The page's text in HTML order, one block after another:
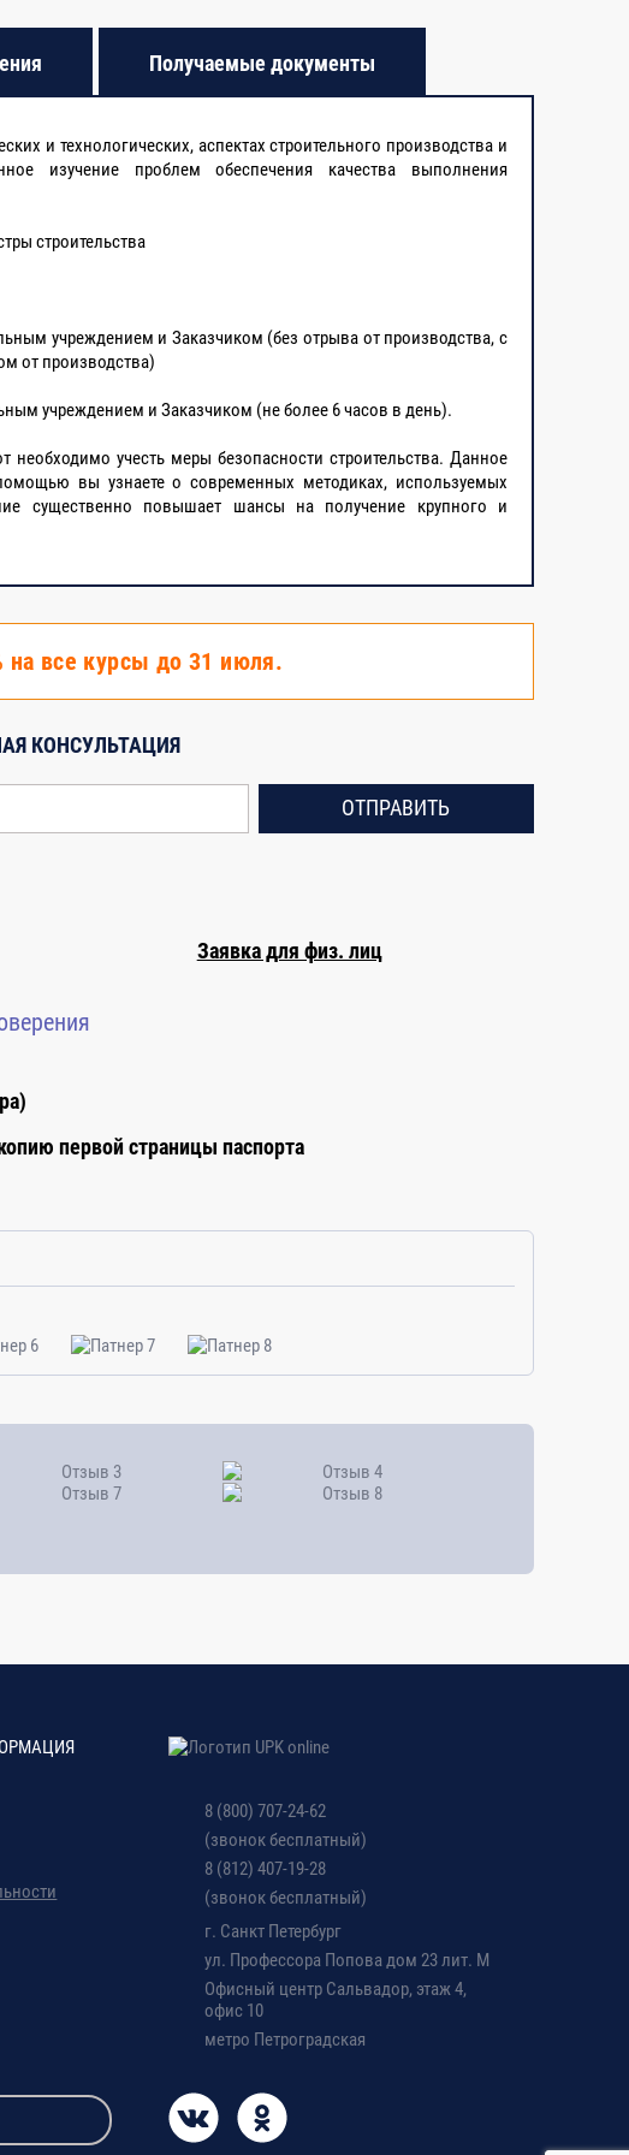
Получаемые документы
и технологических, аспектах строительного производства и
изучение проблем обеспечения качества выполнения
строительства
учреждением и Заказчиком (без отрыва от производства, с
от производства)
учреждением и Заказчиком (не более 6 часов в день).
необходимо учесть меры безопасности строительства. Данное
вы узнаете о современных методиках, используемых
существенно повышает шансы на получение крупного и
учебного времени по модулям, разделам и
Не менее 2-х академических часов
на все курсы до 31 июля.
КОНСУЛЬТАЦИЯ
ОТПРАВИТЬ
Заявка для физ. лиц
первой страницы паспорта
8 (800) 707-24-62
(звонок бесплатный)
8 (812) 407-19-28
(звонок бесплатный)
г. Санкт Петербург
ул. Профессора Попова дом 23 лит. М
Офисный центр Сальвадор, этаж 4,
офис 10
метро Петроградская